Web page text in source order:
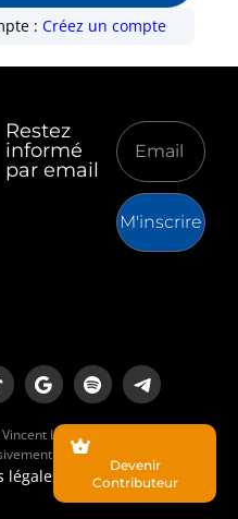
:Créez un compte
Restez
informé
par email
M'inscrire
Lapierre est un média
par ses lecteurs.
Devenir
Contributeur